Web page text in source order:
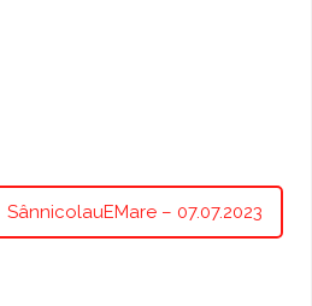
SânnicolauEMare – 07.07.2023